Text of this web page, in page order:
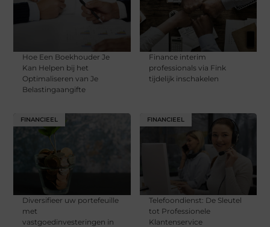
Hoe Een Boekhouder Je
Kan Helpen bij het
Optimaliseren van Je
Belastingaangifte
Finance interim
professionals via Fink
tijdelijk inschakelen
FINANCIEEL
Diversifieer uw portefeuille
met
vastgoedinvesteringen in
FINANCIEEL
Telefoondienst: De Sleutel
tot Professionele
Klantenservice